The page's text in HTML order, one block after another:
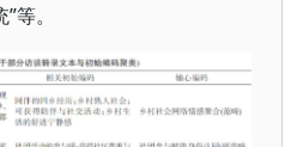
等。